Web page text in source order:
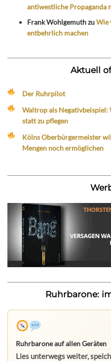
antiwestliche Propaganda
Frank WohlgemuthzuWie
entbehrlich machen
Aktuell
Der Ruhrpilot
Waltrop als Negativbeispiel:
statt zu pflegen
Kölns Oberbürgermeister
Mengen noch ermöglichen
Ruhrbarone:
Ruhrbarone auf allen Geräten
Lies unterwegs weiter,